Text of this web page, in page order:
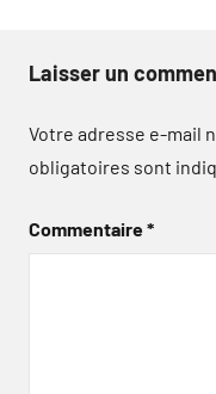
Laisser un
Votre adresse e-mail
obligatoires sont
Commentaire*